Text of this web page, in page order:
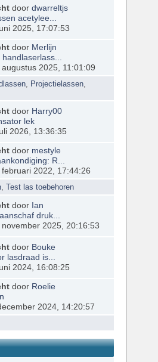
door dwarreltjs
acetylee...
2025, 17:07:53
door Merlijn
2025, 11:01:09
Projectielassen
door Harry00
lek
2026, 13:36:35
door mestyle
R...
2022, 17:44:26
Test las toebehoren
door Ian
druk...
2025, 20:16:53
door Bouke
lasdraad is...
2024, 16:08:25
door Roelie
2024, 14:20:57